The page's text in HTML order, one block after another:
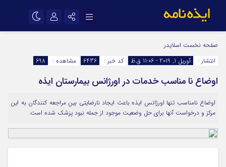
اینستاگرام
سروش
ایتا
آپارات
اپلیکیشن رمز عبور
صفحه نخست اسلایدر
انتشار :
آوریل 1, 2019 - 11:06 ق.ظ کد خبر : 6436 مشاهده : 698
اوضاع نا مناسب خدمات در اورژانس بیمارستان ایذه
اوضاع نامناسب تنها اورژانس ایذه باعث ایجاد نارضایتی بین مراجعه کنندگان به این
مرکز و درخواست آنها برای حل وضعیت موجود از جمله نبود پزشک شده است.